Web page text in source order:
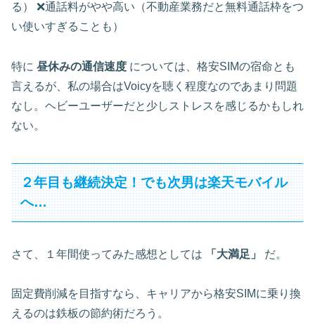
る） ❌通話料がやや高い（不動産業務だと無料通話枠をつ
い使いすぎることも）
特に 昼休みの通信速度 については、格安SIMの宿命とも
言えるが、私の場合はVoicyを聴く程度なのであまり問題
なし。ヘビーユーザーだと少しストレスを感じるかもしれ
ない。
２年目も継続決定！でも次男は楽天モバイル
へ…
さて、１年間使ってみた感想としては 「大満足」 だ。
固定費削減を目指すなら、キャリアから格安SIMに乗り換
えるのは鉄板の節約術だろう。